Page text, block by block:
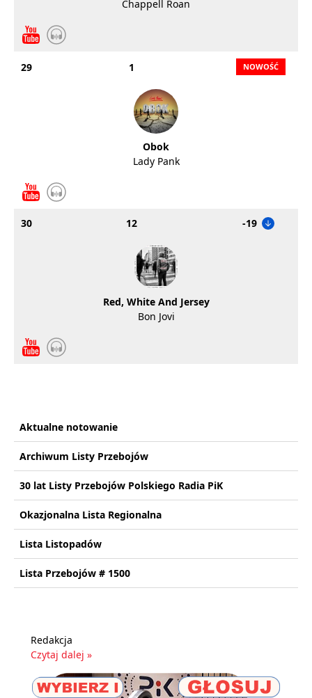
Chappell Roan
29 1
Obok
Lady Pank
30 12 -19
Red, White And Jersey
Bon Jovi
Aktualne notowanie
Archiwum Listy Przebojów
30 lat Listy Przebojów Polskiego Radia PiK
Okazjonalna Lista Regionalna
Lista Listopadów
Lista Przebojów # 1500
Redakcja
Czytaj dalej »